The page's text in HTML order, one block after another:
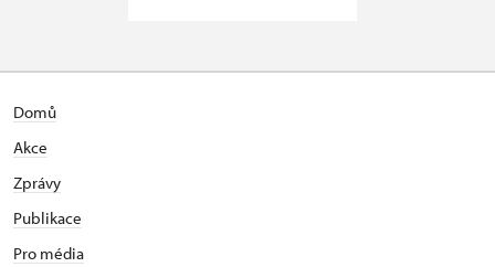
Domů
Akce
Zprávy
Publikace
Pro média